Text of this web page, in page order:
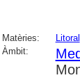
Matèries: Litoral
Àmbit: